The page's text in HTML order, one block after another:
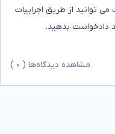
توانید از طریق اجراییات
دادخواست بدهید.
مشاهده دیدگاه‌ها ( ۰